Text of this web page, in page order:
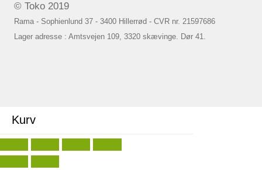
© Toko 2019
Rama - Sophienlund 37 - 3400 Hillerrød - CVR nr. 21597686
Lager adresse : Amtsvejen 109, 3320 skævinge. Dør 41.
Kurv